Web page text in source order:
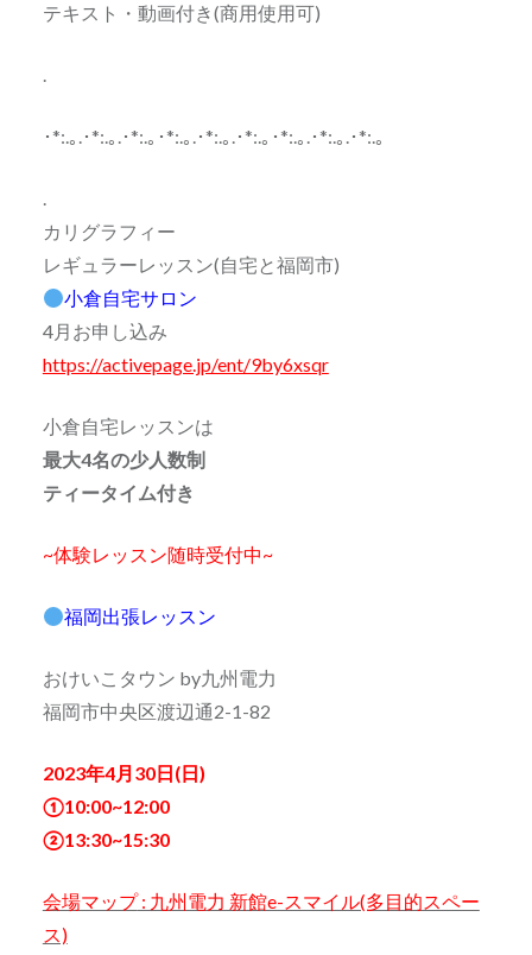
テキスト・動画付き(商用使用可)
.
･*:.｡.･*:.｡.･*:.｡･*:.｡.･*:.｡.･*:.｡･*:.｡.･*:.｡.･*:.｡
.
カリグラフィー
レギュラーレッスン(自宅と福岡市)
小倉自宅サロン
4月お申し込み
https://activepage.jp/ent/9by6xsqr
小倉自宅レッスンは
最大4名の少人数制
ティータイム付き
~体験レッスン随時受付中~
福岡出張レッスン
おけいこタウン by九州電力
福岡市中央区渡辺通2-1-82
2023年4月30日(日)
①10:00~12:00
②13:30~15:30
会場マップ: 九州電力 新館e-スマイル(多目的スペー
ス)